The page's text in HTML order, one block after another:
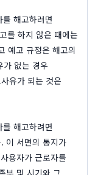
해고하려면
를 하지 않은 때에는
예고 규정은 해고의
가 없는 경우
유가 되는 것은
해고하려면
이 서면의 통지가
용자가 근로자를
부 및 시기와 그